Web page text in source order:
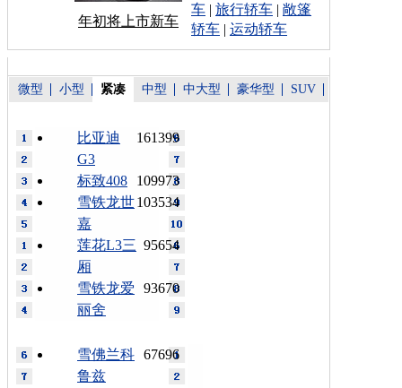
年初将上市新车
车 | 旅行轿车 | 敞篷
轿车 | 运动轿车
微型 小型 紧凑 中型 中大型 豪华型 SUV
161399
比亚迪
G3
109973
标致408
103534
雪铁龙世
嘉
95654
莲花L3三
厢
93670
雪铁龙爱
丽舍
67696
雪佛兰科
鲁兹